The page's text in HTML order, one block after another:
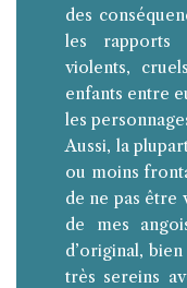
des
les rapports
violents,
enfants entre
les
Aussi, la
ou moins
de ne pas être
de mes
d’original,
très sereins